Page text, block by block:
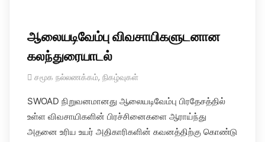
ஆலையடிவேம்பு விவசாயிகளுடனான
கலந்துரையாடல்
சமூக நல்லணக்கம், நிகழ்வுகள்
SWOAD நிறுவனமானது ஆலையடிவேம்பு பிரதேசத்தில்
உள்ள விவசாயிகளின் பிரச்சினைகளை ஆராய்ந்து
அதனை உரிய உயர் அதிகாரிகளின் கவனத்திற்கு கொண்டு